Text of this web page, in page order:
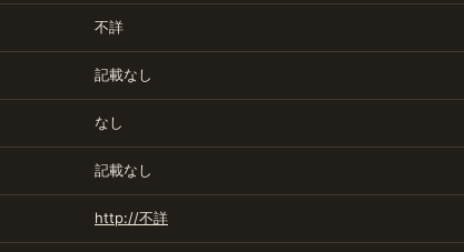
不詳
記載なし
なし
記載なし
http://不詳